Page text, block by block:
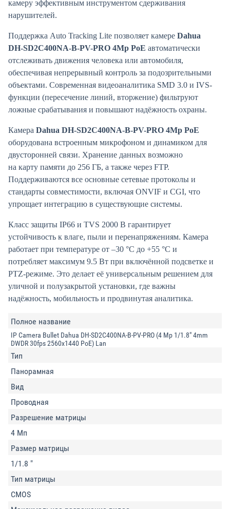
камеру эффективным инструментом сдерживания
нарушителей.
Поддержка Auto Tracking Lite позволяет камере Dahua
DH-SD2C400NA-B-PV-PRO 4Mp PoE автоматически
отслеживать движения человека или автомобиля,
обеспечивая непрерывный контроль за подозрительными
объектами. Современная видеоаналитика SMD 3.0 и IVS-
функции (пересечение линий, вторжение) фильтруют
ложные срабатывания и повышают надёжность охраны.
Камера Dahua DH-SD2C400NA-B-PV-PRO 4Mp PoE
оборудована встроенным микрофоном и динамиком для
двусторонней связи. Хранение данных возможно
на карту памяти до 256 ГБ, а также через FTP.
Поддерживаются все основные сетевые протоколы и
стандарты совместимости, включая ONVIF и CGI, что
упрощает интеграцию в существующие системы.
Класс защиты IP66 и TVS 2000 В гарантирует
устойчивость к влаге, пыли и перенапряжениям. Камера
работает при температуре от –30 °C до +55 °C и
потребляет максимум 9.5 Вт при включённой подсветке и
PTZ-режиме. Это делает её универсальным решением для
уличной и полузакрытой установки, где важны
надёжность, мобильность и продвинутая аналитика.
Полное название
IP Camera Bullet Dahua DH-SD2C400NA-B-PV-PRO (4 Mp 1/1.8" 4mm
DWDR 30fps 2560x1440 PoE) Lan
Тип
Панорамная
Вид
Проводная
Разрешение матрицы
4 Мп
Размер матрицы
1/1.8 "
Тип матрицы
CMOS